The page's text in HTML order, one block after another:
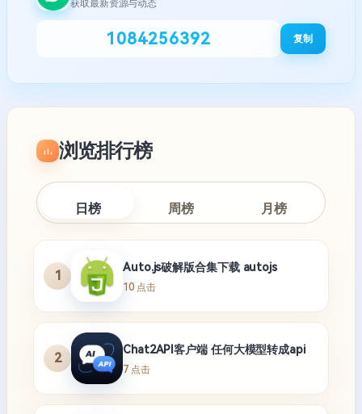
获取最新资源与动态
1084256392 复制
浏览排行榜
日榜 周榜 月榜
1
Auto.js破解版合集下载 autojs
10 点击
2
Chat2API客户端 任何大模型转成api
7 点击